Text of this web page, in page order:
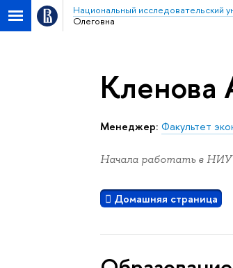
Национальный исследовательский
Олеговна
Кленова
Менеджер: Факультет
Начала работать в НИУ
Домашняя страница